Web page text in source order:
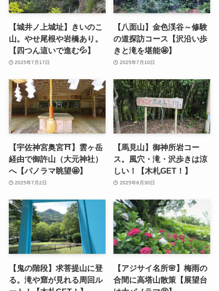
【城井ノ上城址】きいのこ
山。やせ尾根や岩橋あり。
【四つん這いで進む💦】
2025年7月17日
【八面山】金色渓谷～修験
の道探訪コース【沢沿い歩
きと滝を堪能🤩】
2025年7月10日
【宇佐神宮奥宮⛩️】雲ヶ岳
経由で御許山（大元神社）
へ【パノラマ眺望🤩】
2025年7月2日
【馬見山】御神所岩コー
ス。風穴・滝・沢歩きは涼
しい！【木札GET！】
2025年6月30日
【鬼の階段】求菩提山に登
る。滝や窟が見れる周回ル
【アジサイ名所🌸】梅雨の
合間に高塔山散策【展望台